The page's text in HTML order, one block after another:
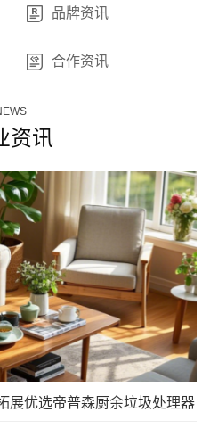
品牌资讯
合作资讯
资讯
展优选帝普森厨余垃圾处理器